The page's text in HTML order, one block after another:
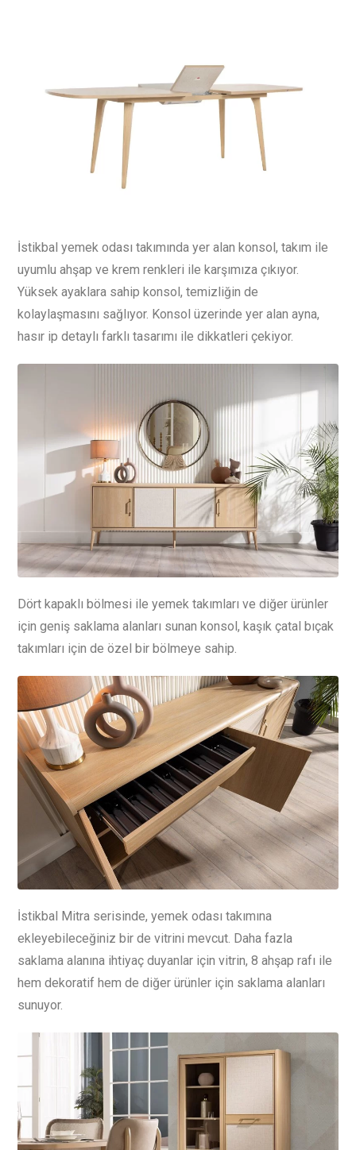
İstikbal yemek odası takımında yer alan konsol, takım ile
uyumlu ahşap ve krem renkleri ile karşımıza çıkıyor.
Yüksek ayaklara sahip konsol, temizliğin de
kolaylaşmasını sağlıyor. Konsol üzerinde yer alan ayna,
hasır ip detaylı farklı tasarımı ile dikkatleri çekiyor.
Dört kapaklı bölmesi ile yemek takımları ve diğer ürünler
için geniş saklama alanları sunan konsol, kaşık çatal bıçak
takımları için de özel bir bölmeye sahip.
İstikbal Mitra serisinde, yemek odası takımına
ekleyebileceğiniz bir de vitrini mevcut. Daha fazla
saklama alanına ihtiyaç duyanlar için vitrin, 8 ahşap rafı ile
hem dekoratif hem de diğer ürünler için saklama alanları
sunuyor.